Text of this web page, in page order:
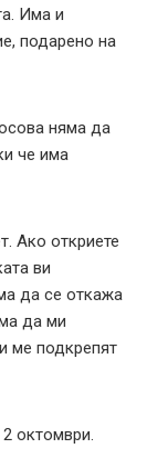
Има и
подарено на
няма да
че има
Ако откриете
ви
да се откажа
да ми
ме подкрепят
октомври.